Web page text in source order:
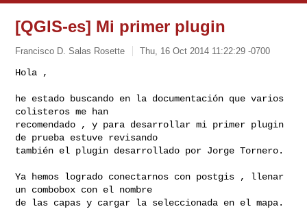
[QGIS-es] Mi primer plugin
Francisco D. Salas Rosette Thu, 16 Oct 2014 11:22:29 -0700
Hola ,
he estado buscando en la documentación que varios
colisteros me han
recomendado , y para desarrollar mi primer plugin
de prueba estuve revisando
también el plugin desarrollado por Jorge Tornero.
Ya hemos logrado conectarnos con postgis , llenar
un combobox con el nombre
de las capas y cargar la seleccionada en el mapa.